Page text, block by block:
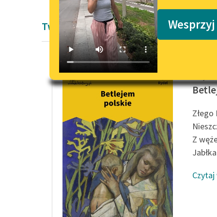
Twórczość Lucjana Rydla
Złego
Z
Czytaj